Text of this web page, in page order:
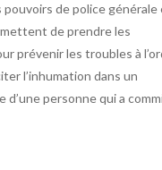
pouvoirs de police générale
de prendre les
prévenir les troubles à
l’inhumation dans un
d’une personne qui a